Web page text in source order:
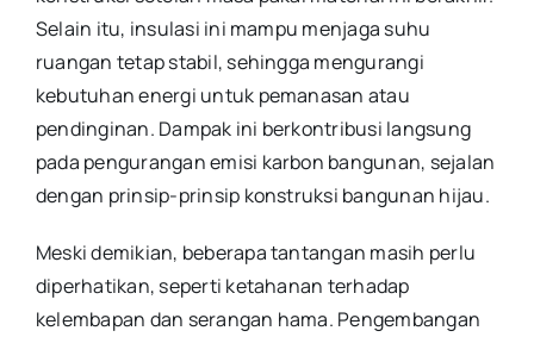
Selain itu, insulasi ini mampu menjaga suhu
ruangan tetap stabil, sehingga mengurangi
kebutuhan energi untuk pemanasan atau
pendinginan. Dampak ini berkontribusi langsung
pada pengurangan emisi karbon bangunan, sejalan
dengan prinsip-prinsip konstruksi bangunan hijau.
Meski demikian, beberapa tantangan masih perlu
diperhatikan, seperti ketahanan terhadap
kelembapan dan serangan hama. Pengembangan